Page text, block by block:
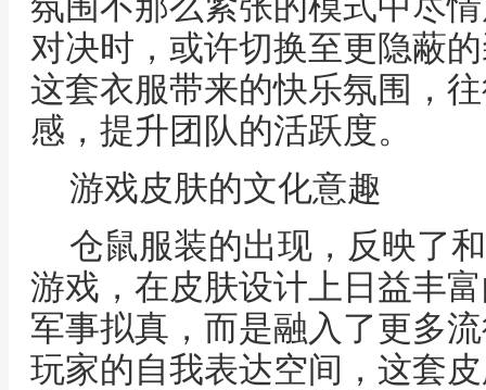
对决时，或许切换至更隐蔽
这套衣服带来的快乐氛围，
感，提升团队的活跃度。
游戏皮肤的文化意趣
仓鼠服装的出现，反映了
游戏，在皮肤设计上日益丰
军事拟真，而是融入了更多
玩家的自我表达空间，这套